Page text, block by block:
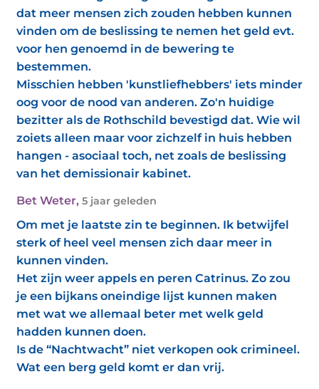
dat meer mensen zich zouden hebben kunnen
vinden om de beslissing te nemen het geld evt.
voor hen genoemd in de bewering te
bestemmen.
Misschien hebben 'kunstliefhebbers' iets minder
oog voor de nood van anderen. Zo'n huidige
bezitter als de Rothschild bevestigd dat. Wie wil
zoiets alleen maar voor zichzelf in huis hebben
hangen - asociaal toch, net zoals de beslissing
van het demissionair kabinet.
Bet Weter, 5 jaar geleden
Om met je laatste zin te beginnen. Ik betwijfel
sterk of heel veel mensen zich daar meer in
kunnen vinden.
Het zijn weer appels en peren Catrinus. Zo zou
je een bijkans oneindige lijst kunnen maken
met wat we allemaal beter met welk geld
hadden kunnen doen.
Is de “Nachtwacht” niet verkopen ook crimineel.
Wat een berg geld komt er dan vrij.